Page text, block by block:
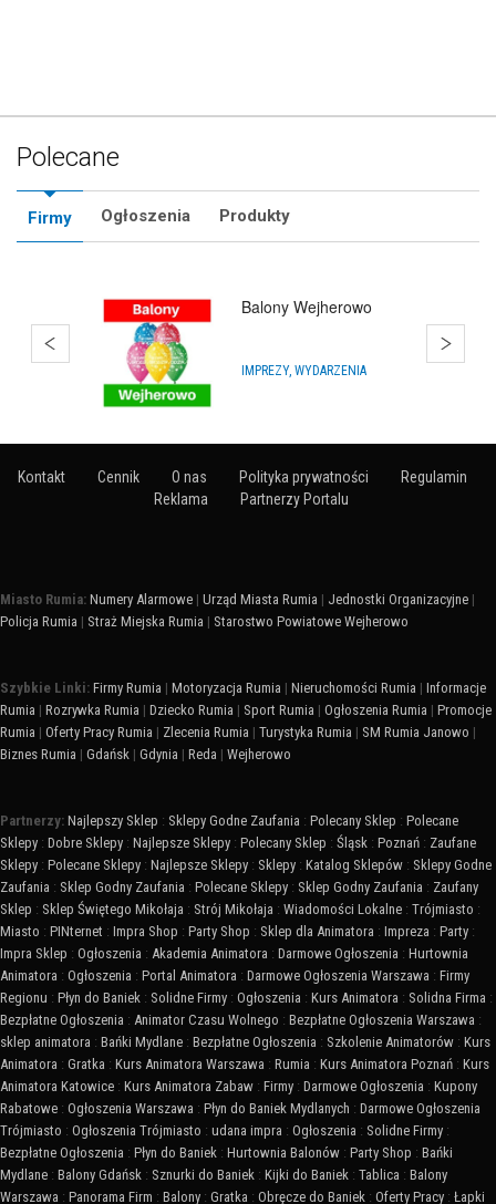
Polecane
Firmy Ogłoszenia Produkty
Balony
HURTOWNIE
Kontakt Cennik O nas Polityka prywatności
Regulamin
Reklama
Partnerzy Portalu
Miasto Rumia: Numery Alarmowe | Urząd Miasta Rumia | Jednostki Organizacyjne |
Policja Rumia | Straż Miejska Rumia | Starostwo Powiatowe Wejherowo
Szybkie Linki: Firmy Rumia | Motoryzacja Rumia | Nieruchomości Rumia | Informacje
Rumia | Rozrywka Rumia | Dziecko Rumia | Sport Rumia | Ogłoszenia Rumia | Promocje
Rumia | Oferty Pracy Rumia | Zlecenia Rumia | Turystyka Rumia | SM Rumia Janowo |
Biznes Rumia | Gdańsk | Gdynia | Reda | Wejherowo
Partnerzy: Najlepszy Sklep : Sklepy Godne Zaufania : Polecany Sklep : Polecane
Sklepy : Dobre Sklepy : Najlepsze Sklepy : Polecany Sklep : Śląsk : Poznań : Zaufane
Sklepy : Polecane Sklepy : Najlepsze Sklepy : Sklepy : Katalog Sklepów : Sklepy Godne
Zaufania : Sklep Godny Zaufania : Polecane Sklepy : Sklep Godny Zaufania : Zaufany
Sklep : Sklep Świętego Mikołaja : Strój Mikołaja : Wiadomości Lokalne : Trójmiasto :
Miasto : PINternet : Impra Shop : Party Shop : Sklep dla Animatora : Impreza : Party :
Impra Sklep : Ogłoszenia : Akademia Animatora : Darmowe Ogłoszenia : Hurtownia
Animatora : Ogłoszenia : Portal Animatora : Darmowe Ogłoszenia Warszawa : Firmy
Regionu : Płyn do Baniek : Solidne Firmy : Ogłoszenia : Kurs Animatora : Solidna Firma :
Bezpłatne Ogłoszenia : Animator Czasu Wolnego : Bezpłatne Ogłoszenia Warszawa :
sklep animatora : Bańki Mydlane : Bezpłatne Ogłoszenia : Szkolenie Animatorów : Kurs
Animatora : Gratka : Kurs Animatora Warszawa : Rumia : Kurs Animatora Poznań : Kurs
Animatora Katowice : Kurs Animatora Zabaw : Firmy : Darmowe Ogłoszenia : Kupony
Rabatowe : Ogłoszenia Warszawa : Płyn do Baniek Mydlanych : Darmowe Ogłoszenia
Trójmiasto : Ogłoszenia Trójmiasto : udana impra : Ogłoszenia : Solidne Firmy :
Bezpłatne Ogłoszenia : Płyn do Baniek : Hurtownia Balonów : Party Shop : Bańki
Mydlane : Balony Gdańsk : Sznurki do Baniek : Kijki do Baniek : Tablica : Balony
Warszawa : Panorama Firm : Balony : Gratka : Obręcze do Baniek : Oferty Pracy : Łapki